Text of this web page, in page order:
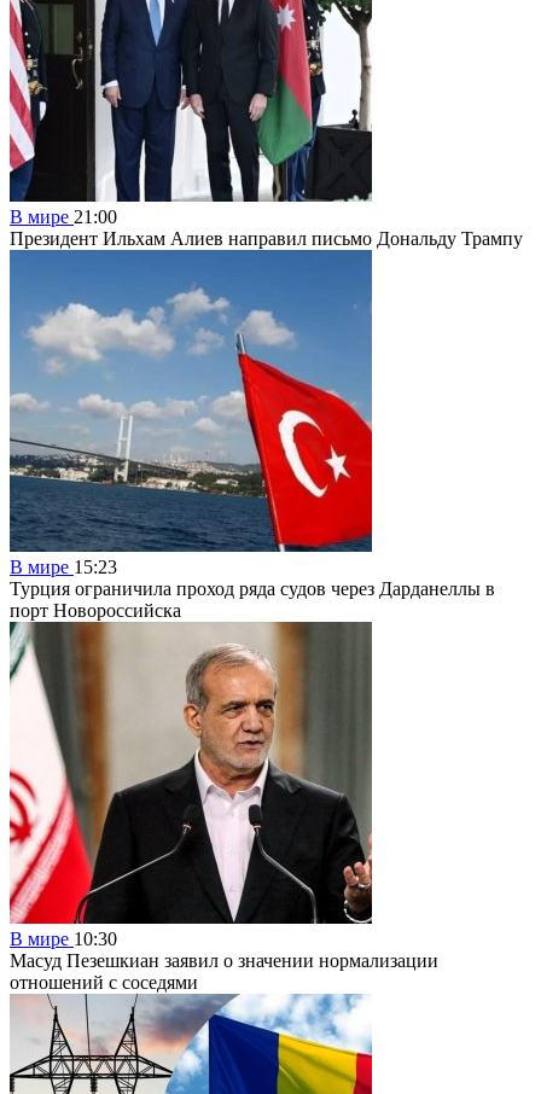
В мире 21:00
Президент Ильхам Алиев направил письмо Дональду Трампу
В мире 15:23
Турция ограничила проход ряда судов через Дарданеллы в
порт Новороссийска
В мире 10:30
Масуд Пезешкиан заявил о значении нормализации
отношений с соседями